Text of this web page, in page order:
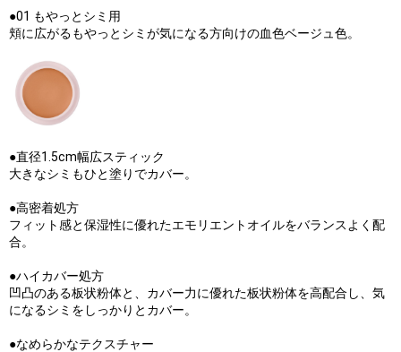
●01 もやっとシミ用
頬に広がるもやっとシミが気になる方向けの血色ベージュ色。
●直径1.5cm幅広スティック
大きなシミもひと塗りでカバー。
●高密着処方
フィット感と保湿性に優れたエモリエントオイルをバランスよく配
合。
●ハイカバー処方
凹凸のある板状粉体と、カバー力に優れた板状粉体を高配合し、気
になるシミをしっかりとカバー。
●なめらかなテクスチャー